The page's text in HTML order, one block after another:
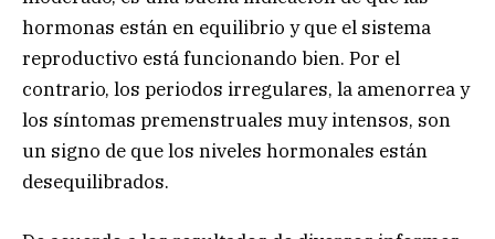
hormonas están en equilibrio y que el sistema
reproductivo está funcionando bien. Por el
contrario, los periodos irregulares, la amenorrea y
los síntomas premenstruales muy intensos, son
un signo de que los niveles hormonales están
desequilibrados.